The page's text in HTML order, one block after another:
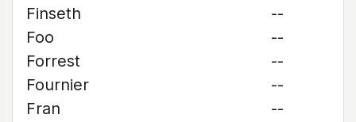
Finseth
--
Foo
--
Forrest
--
Fournier
--
Fran
--